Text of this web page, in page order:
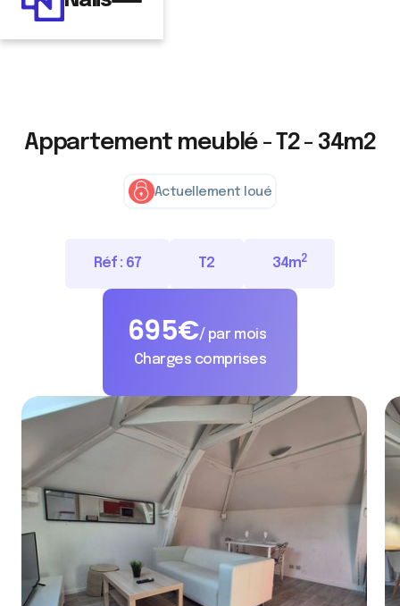
Appartement meublé - T2 - 34m2
Actuellement loué
Réf : 67 T2 34m2
695€/ par mois
Charges comprises